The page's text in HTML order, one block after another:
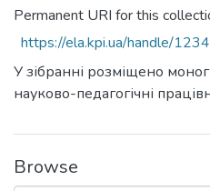
Permanent URI for this
https://ela.kpi.ua/handle/
У зібранні розміщено
науково-педагогічні
Browse